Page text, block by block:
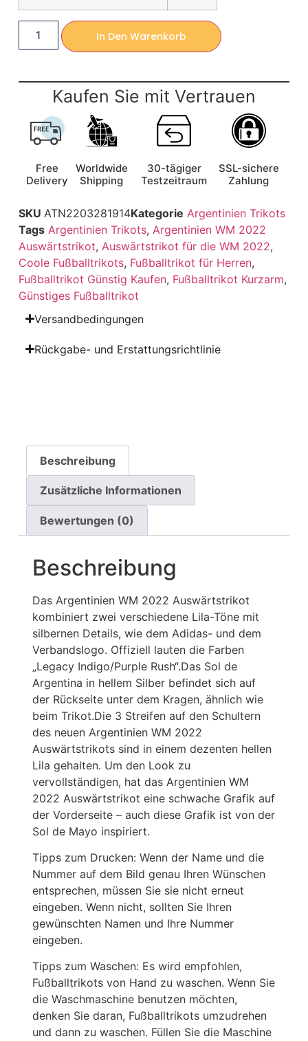
In Den Warenkorb
Kaufen Sie mit Vertrauen
Free
Delivery
Worldwide
Shipping
30-tägiger
Testzeitraum
SSL-sichere
Zahlung
SKU ATN2203281914Kategorie Argentinien Trikots
Tags Argentinien Trikots, Argentinien WM 2022
Auswärtstrikot, Auswärtstrikot für die WM 2022,
Coole Fußballtrikots, Fußballtrikot für Herren,
Fußballtrikot Günstig Kaufen, Fußballtrikot Kurzarm,
Günstiges Fußballtrikot
Versandbedingungen
Rückgabe- und Erstattungsrichtlinie
Beschreibung
Zusätzliche Informationen
Bewertungen (0)
Beschreibung
Das Argentinien WM 2022 Auswärtstrikot
kombiniert zwei verschiedene Lila-Töne mit
silbernen Details, wie dem Adidas- und dem
Verbandslogo. Offiziell lauten die Farben
„Legacy Indigo/Purple Rush“.Das Sol de
Argentina in hellem Silber befindet sich auf
der Rückseite unter dem Kragen, ähnlich wie
beim Trikot.Die 3 Streifen auf den Schultern
des neuen Argentinien WM 2022
Auswärtstrikots sind in einem dezenten hellen
Lila gehalten. Um den Look zu
vervollständigen, hat das Argentinien WM
2022 Auswärtstrikot eine schwache Grafik auf
der Vorderseite – auch diese Grafik ist von der
Sol de Mayo inspiriert.
Tipps zum Drucken: Wenn der Name und die
Nummer auf dem Bild genau Ihren Wünschen
entsprechen, müssen Sie sie nicht erneut
eingeben. Wenn nicht, sollten Sie Ihren
gewünschten Namen und Ihre Nummer
eingeben.
Tipps zum Waschen: Es wird empfohlen,
Fußballtrikots von Hand zu waschen. Wenn Sie
die Waschmaschine benutzen möchten,
denken Sie daran, Fußballtrikots umzudrehen
und dann zu waschen. Füllen Sie die Maschine